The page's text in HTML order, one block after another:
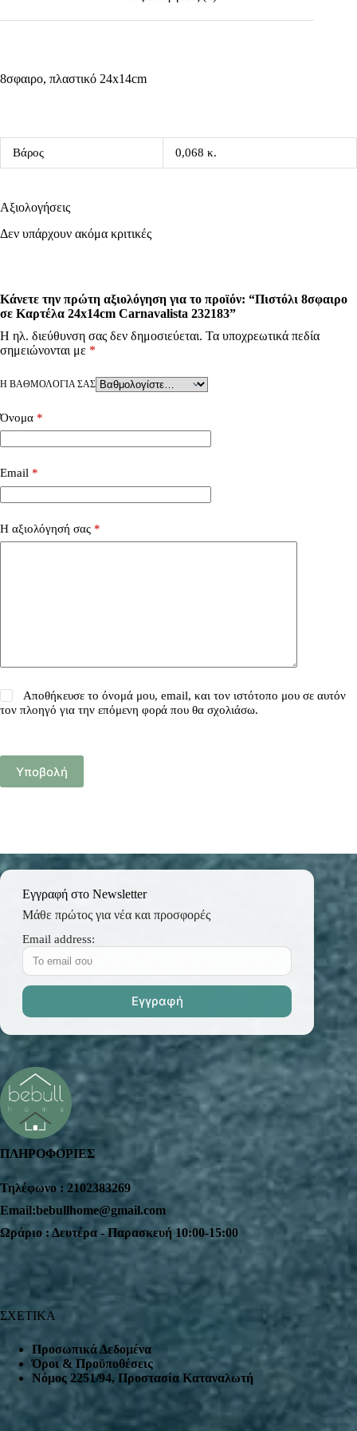
8σφαιρο, πλαστικό 24x14cm
Βάρος 0,068 κ.
Αξιολογήσεις
Δεν υπάρχουν ακόμα κριτικές
Κάνετε την πρώτη αξιολόγηση για το προϊόν: “Πιστόλι 8σφαιρο
σε Καρτέλα 24x14cm Carnavalista 232183”
Η ηλ. διεύθυνση σας δεν δημοσιεύεται. Τα υποχρεωτικά πεδία
σημειώνονται με *
Η ΒΑΘΜΟΛΟΓΊΑ ΣΑΣ
Όνομα *
Email *
Η αξιολόγησή σας *
Αποθήκευσε το όνομά μου, email, και τον ιστότοπο μου σε αυτόν
τον πλοηγό για την επόμενη φορά που θα σχολιάσω.
Υποβολή
Εγγραφή στο Newsletter
Μάθε πρώτος για νέα και προσφορές
Email address:
ΠΛΗΡΟΦΟΡΙΕΣ
Τηλέφωνο : 2102383269
Email:bebullhome@gmail.com
Ωράριο : Δευτέρα - Παρασκευή 10:00-15:00
ΣΧΕΤΙΚΑ
Προσωπικά Δεδομένα
Όροι & Προϋποθέσεις
Nόμος 2251/94, Προστασία Καταναλωτή